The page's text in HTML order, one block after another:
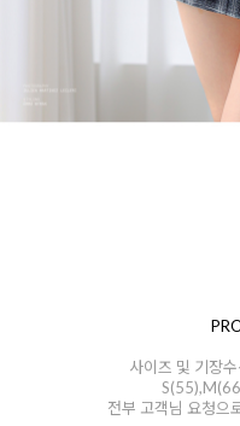
사이즈 및 기장
전부 고객님 요청으